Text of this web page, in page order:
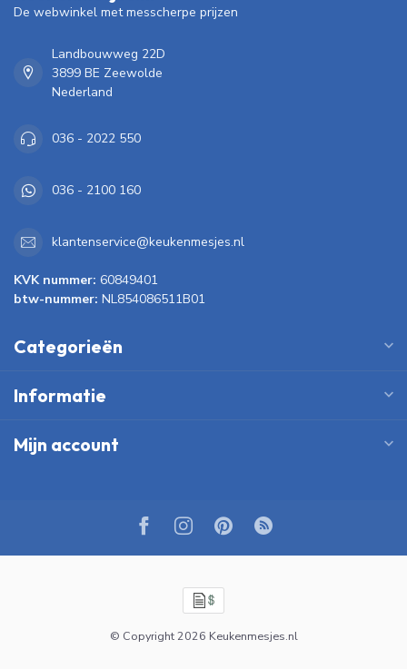
De webwinkel met messcherpe prijzen
Landbouwweg 22D
3899 BE Zeewolde
Nederland
036 - 2022 550
036 - 2100 160
klantenservice@keukenmesjes.nl
KVK nummer: 60849401
btw-nummer: NL854086511B01
Categorieën
Informatie
Mijn account
© Copyright 2026 Keukenmesjes.nl